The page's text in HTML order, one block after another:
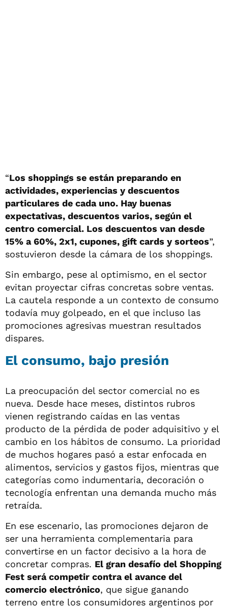
“Los shoppings se están preparando en
actividades, experiencias y descuentos
particulares de cada uno. Hay buenas
expectativas, descuentos varios, según el
centro comercial. Los descuentos van desde
15% a 60%, 2x1, cupones, gift cards y sorteos”,
sostuvieron desde la cámara de los shoppings.
Sin embargo, pese al optimismo, en el sector
evitan proyectar cifras concretas sobre ventas.
La cautela responde a un contexto de consumo
todavía muy golpeado, en el que incluso las
promociones agresivas muestran resultados
dispares.
El consumo, bajo presión
La preocupación del sector comercial no es
nueva. Desde hace meses, distintos rubros
vienen registrando caídas en las ventas
producto de la pérdida de poder adquisitivo y el
cambio en los hábitos de consumo. La prioridad
de muchos hogares pasó a estar enfocada en
alimentos, servicios y gastos fijos, mientras que
categorías como indumentaria, decoración o
tecnología enfrentan una demanda mucho más
retraída.
En ese escenario, las promociones dejaron de
ser una herramienta complementaria para
convertirse en un factor decisivo a la hora de
concretar compras. El gran desafío del Shopping
Fest será competir contra el avance del
comercio electrónico, que sigue ganando
terreno entre los consumidores argentinos por